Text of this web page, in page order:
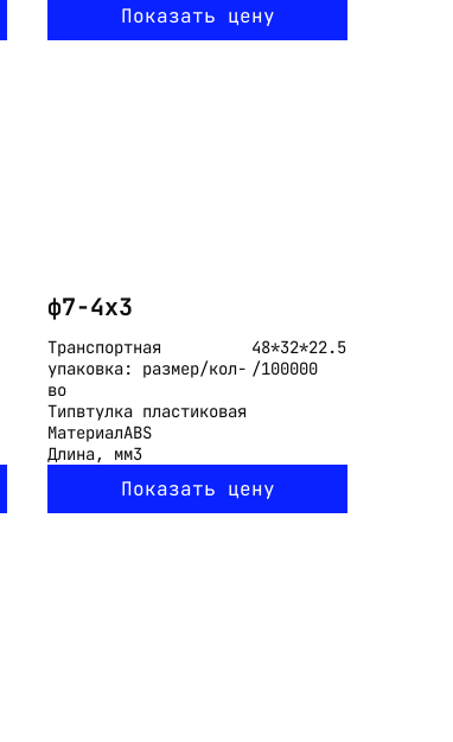
Показать цену
ф7-4x3
Транспортная
упаковка: размер/кол-
во
48*32*22.5
/100000
Типвтулка пластиковая
МатериалABS
Длина, мм3
Показать цену